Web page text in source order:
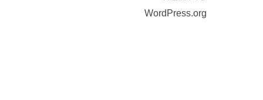
WordPress.org